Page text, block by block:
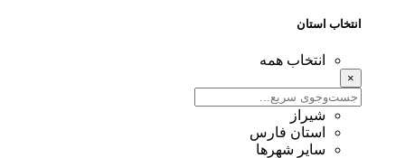
انتخاب استان
انتخاب همه
×
شیراز
استان فارس
سایر شهرها